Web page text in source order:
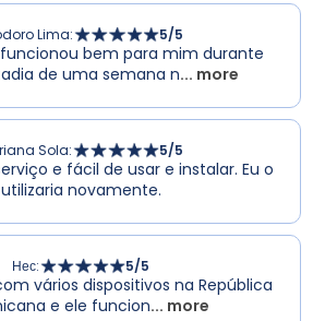
Lima: 5/5
funcionou bem para mim durante
de uma semana n... more
Sola: 5/5
e fácil de usar e instalar. Eu o
utilizaria novamente.
Нес: 5/5
vários dispositivos na República
e ele funcion... more